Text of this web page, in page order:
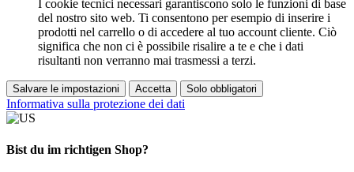
I cookie tecnici necessari garantiscono solo le funzioni di base
del nostro sito web. Ti consentono per esempio di inserire i
prodotti nel carrello o di accedere al tuo account cliente. Ciò
significa che non ci è possibile risalire a te e che i dati
risultanti non verranno mai trasmessi a terzi.
Salvare le impostazioni Accetta Solo obbligatori
Informativa sulla protezione dei dati
Bist du im richtigen Shop?